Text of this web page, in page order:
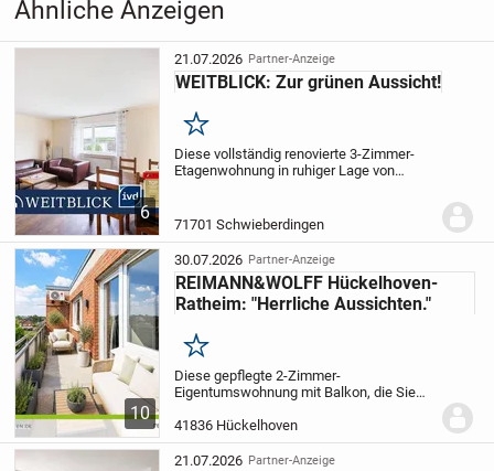
Ähnliche Anzeigen
6
21.07.2026 Partner-Anzeige
WEITBLICK: Zur grünen Aussicht!
Merken
Diese vollständig renovierte 3-Zimmer-
Etagenwohnung in ruhiger Lage von
Sie erwartet ein durchdachter Grundriss,
71701 Schwieberdingen
10
30.07.2026 Partner-Anzeige
REIMANN&WOLFF Hückelhoven-
Ratheim: "Herrliche Aussichten."
Merken
Diese gepflegte 2-Zimmer-
Eigentumswohnung mit Balkon, die Sie
erreichen, befindet sich im dritten und
zugleich obersten Geschoss eines mit
Aufzug Mehrfamilienhauses....
41836 Hückelhoven
21.07.2026 Partner-Anzeige